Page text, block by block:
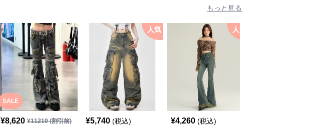
もっと見る
SALE
¥8,620 ¥11210(割引前)
人気
¥5,740 (税込)
人気
¥4,260 (税込)